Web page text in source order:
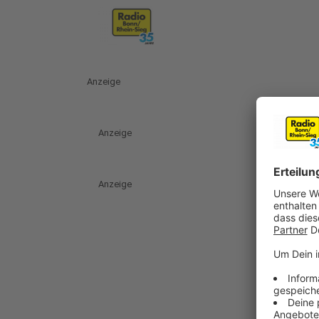
Anzeige
Anzeige
Anzeige